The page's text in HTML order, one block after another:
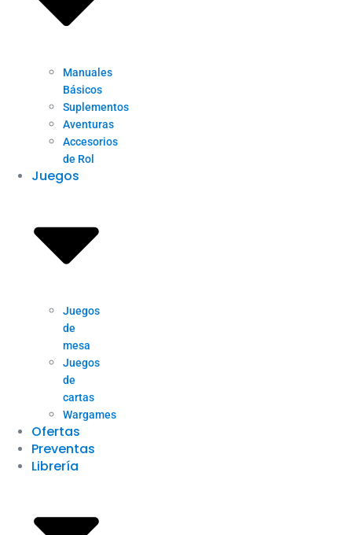
Manuales
Básicos
Suplementos
Aventuras
Accesorios
de Rol
Juegos
Juegos
de
mesa
Juegos
de
cartas
Wargames
Ofertas
Preventas
Librería